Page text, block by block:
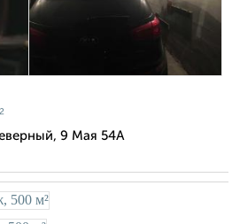
9 Мая 54А